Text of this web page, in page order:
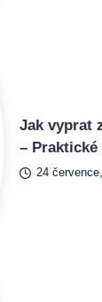
Jak vyprat
–
24